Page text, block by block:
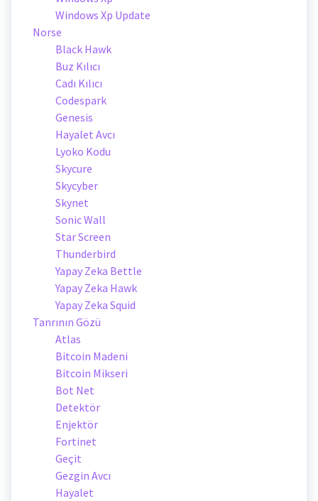
Windows Xp Update
Norse
Black Hawk
Buz Kılıcı
Cadı Kılıcı
Codespark
Genesis
Hayalet Avcı
Lyoko Kodu
Skycure
Skycyber
Skynet
Sonic Wall
Star Screen
Thunderbird
Yapay Zeka Bettle
Yapay Zeka Hawk
Yapay Zeka Squid
Tanrının Gözü
Atlas
Bitcoin Madeni
Bitcoin Mikseri
Bot Net
Detektör
Enjektör
Fortinet
Geçit
Gezgin Avcı
Hayalet